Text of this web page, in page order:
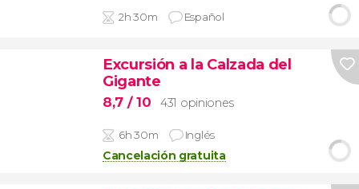
2h 30m Español
Excursión a la Calzada del
Gigante
8,7 / 10 431 opiniones
6h 30m Inglés
Cancelación gratuita